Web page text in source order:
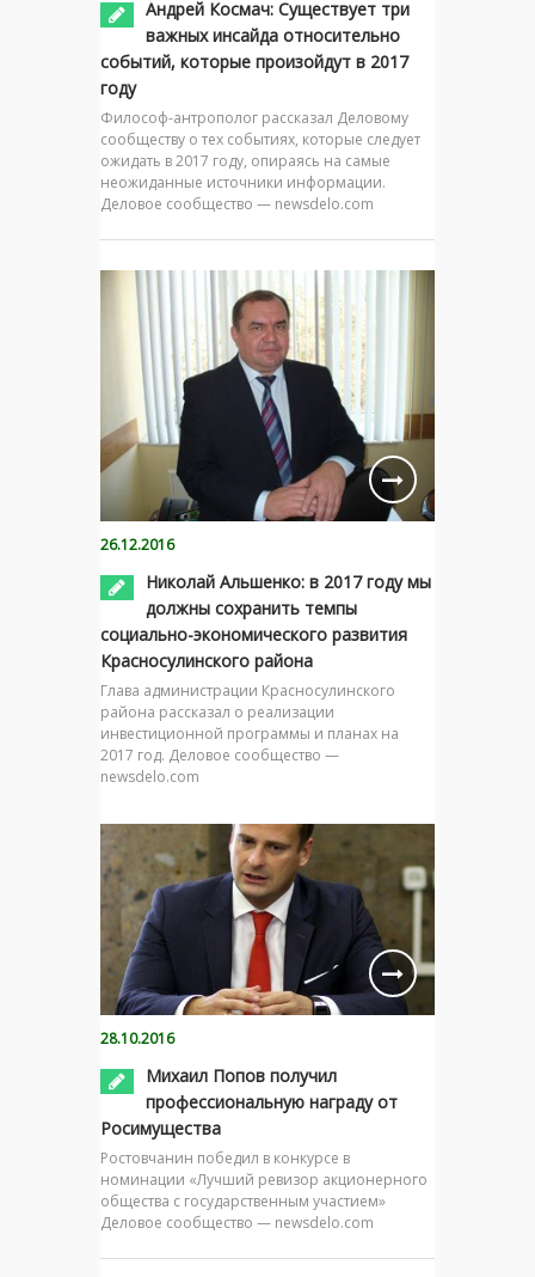
Андрей Космач: Существует три
важных инсайда относительно
событий, которые произойдут в 2017
году
Философ-антрополог рассказал Деловому
сообществу о тех событиях, которые следует
ожидать в 2017 году, опираясь на самые
неожиданные источники информации.
Деловое сообщество — newsdelo.com
26.12.2016
Николай Альшенко: в 2017 году мы
должны сохранить темпы
социально-экономического развития
Красносулинского района
Глава администрации Красносулинского
района рассказал о реализации
инвестиционной программы и планах на
2017 год. Деловое сообщество —
newsdelo.com
28.10.2016
Михаил Попов получил
профессиональную награду от
Росимущества
Ростовчанин победил в конкурсе в
номинации «Лучший ревизор акционерного
общества с государственным участием»
Деловое сообщество — newsdelo.com